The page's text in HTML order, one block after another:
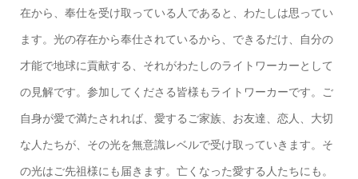
在から、奉仕を受け取っている人 であると、わたしは思ってい
ます。光の存在から奉仕されているから、できるだけ、自分の
才能で地球に貢献する、それがわたしのライトワーカーとして
の見解です。参加してくださる皆様もライトワーカーです。ご
自身が愛で満たされれば、愛するご家族、お友達、恋人、大切
な人たちが、その光を無意識レベルで受け取っていきます。そ
の光はご先祖様にも届きます。亡くなった愛する人たちにも。